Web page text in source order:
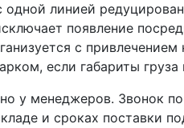
одной линией
появление
с привлечением
если габариты груза
у менеджеров. Звонок
и сроках поставки